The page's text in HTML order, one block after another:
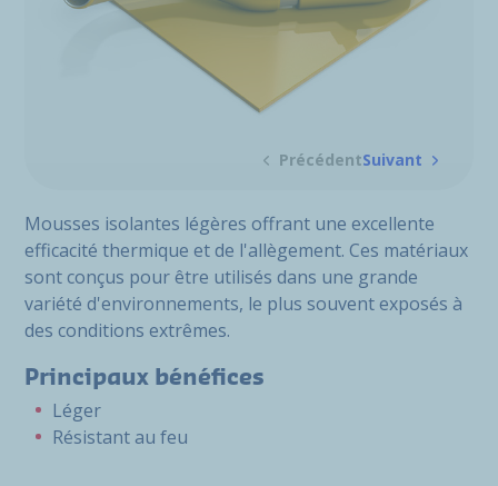
PrécédentSuivant
Mousses isolantes légères offrant une excellente
efficacité thermique et de l'allègement. Ces matériaux
sont conçus pour être utilisés dans une grande
variété d'environnements, le plus souvent exposés à
des conditions extrêmes.
Principaux bénéfices
Léger
Résistant au feu